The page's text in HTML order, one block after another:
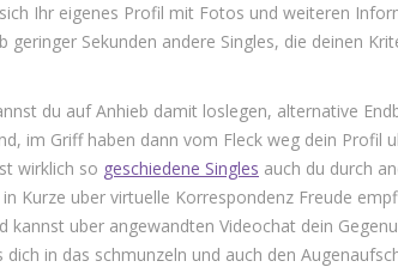
Ihr eigenes Profil mit Fotos und weiteren
Sekunden andere Singles, die deinen
du auf Anhieb damit loslegen, alternative
im Griff haben dann vom Fleck weg dein Profil
wirklich so geschiedene Singles auch du durch
Kurze uber virtuelle Korrespondenz Freude
uber angewandten Videochat dein
in das schmunzeln und auch den